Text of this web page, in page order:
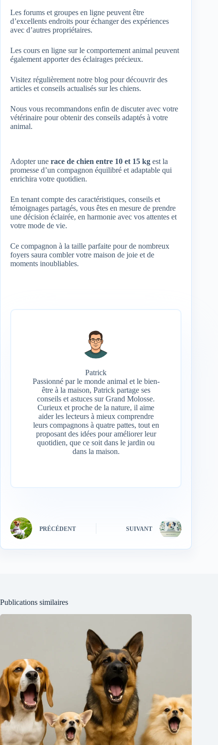
Les forums et groupes en ligne peuvent être
d’excellents endroits pour échanger des expériences
avec d’autres propriétaires.
Les cours en ligne sur le comportement animal peuvent
également apporter des éclairages précieux.
Visitez régulièrement notre blog pour découvrir des
articles et conseils actualisés sur les chiens.
Nous vous recommandons enfin de discuter avec votre
vétérinaire pour obtenir des conseils adaptés à votre
animal.
Adopter une race de chien entre 10 et 15 kg est la
promesse d’un compagnon équilibré et adaptable qui
enrichira votre quotidien.
En tenant compte des caractéristiques, conseils et
témoignages partagés, vous êtes en mesure de prendre
une décision éclairée, en harmonie avec vos attentes et
votre mode de vie.
Ce compagnon à la taille parfaite pour de nombreux
foyers saura combler votre maison de joie et de
moments inoubliables.
Patrick
Passionné par le monde animal et le bien-
être à la maison, Patrick partage ses
conseils et astuces sur Grand Molosse.
Curieux et proche de la nature, il aime
aider les lecteurs à mieux comprendre
leurs compagnons à quatre pattes, tout en
proposant des idées pour améliorer leur
quotidien, que ce soit dans le jardin ou
dans la maison.
PRÉCÉDENT SUIVANT
Publications similaires